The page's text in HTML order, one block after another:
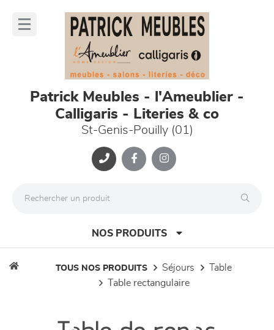
Patrick Meubles - l'Ameublier -
Calligaris - Literies & co
St-Genis-Pouilly (01)
NOS PRODUITS
TOUS NOS PRODUITS séjours
table
table rectangulaire